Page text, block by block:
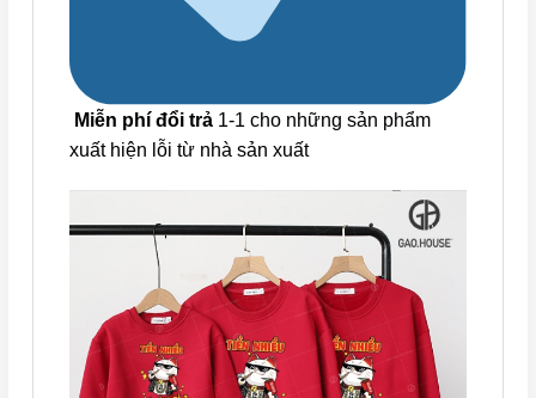
Miễn phí đổi trả 1-1 cho những sản phẩm
xuất hiện lỗi từ nhà sản xuất